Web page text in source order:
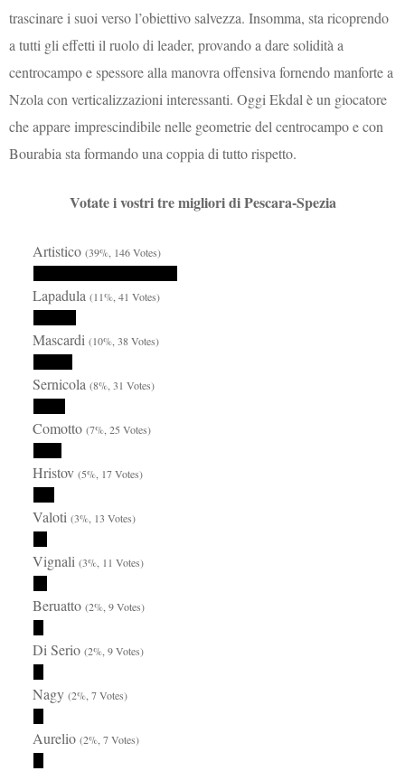
trascinare i suoi verso l’obiettivo salvezza. Insomma, sta ricoprendo
a tutti gli effetti il ruolo di leader, provando a dare solidità a
centrocampo e spessore alla manovra offensiva fornendo manforte a
Nzola con verticalizzazioni interessanti. Oggi Ekdal è un giocatore
che appare imprescindibile nelle geometrie del centrocampo e con
Bourabia sta formando una coppia di tutto rispetto.
Votate i vostri tre migliori di Pescara-Spezia
Artistico(39%, 146 Votes)
Lapadula(11%, 41 Votes)
Mascardi(10%, 38 Votes)
Sernicola(8%, 31 Votes)
Comotto(7%, 25 Votes)
Hristov(5%, 17 Votes)
Valoti(3%, 13 Votes)
Vignali(3%, 11 Votes)
Beruatto(2%, 9 Votes)
Di Serio(2%, 9 Votes)
Nagy(2%, 7 Votes)
Aurelio(2%, 7 Votes)